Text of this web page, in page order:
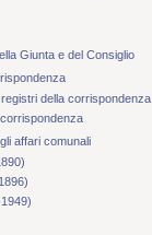
Giunta e del Consiglio
della corrispondenza
affari comunali